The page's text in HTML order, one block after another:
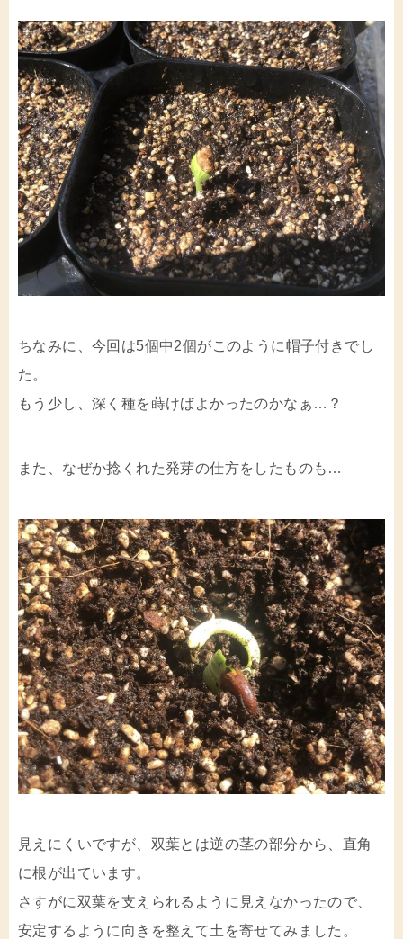
ちなみに、今回は5個中2個がこのように帽子付きでし
た。
もう少し、深く種を蒔けばよかったのかなぁ…？
また、なぜか捻くれた発芽の仕方をしたものも…
見えにくいですが、双葉とは逆の茎の部分から、直角
に根が出ています。
さすがに双葉を支えられるように見えなかったので、
安定するように向きを整えて土を寄せてみました。